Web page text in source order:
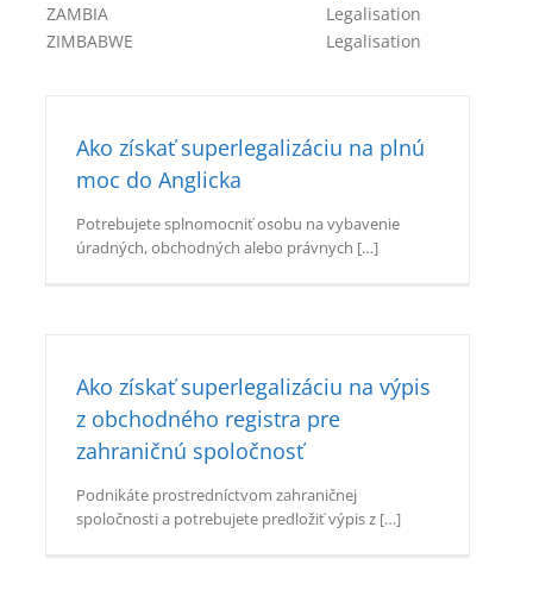
ZAMBIA
Legalisation
ZIMBABWE
Legalisation
Ako získať superlegalizáciu na plnú
moc do Anglicka
Potrebujete splnomocniť osobu na vybavenie
úradných, obchodných alebo právnych […]
Ako získať superlegalizáciu na výpis
z obchodného registra pre
zahraničnú spoločnosť
Podnikáte prostredníctvom zahraničnej
spoločnosti a potrebujete predložiť výpis z […]